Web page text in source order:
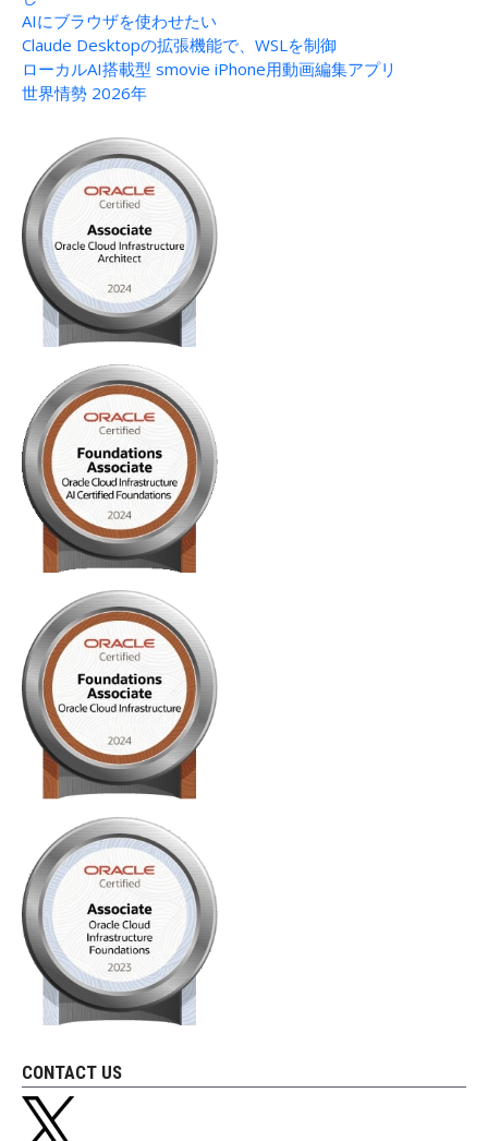
AIにブラウザを使わせたい
Claude Desktopの拡張機能で、WSLを制御
ローカルAI搭載型 smovie iPhone用動画編集アプリ
世界情勢 2026年
CONTACT US